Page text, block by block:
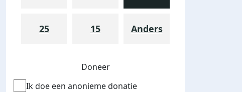
25 15 Anders
Doneer
Ik doe een anonieme donatie